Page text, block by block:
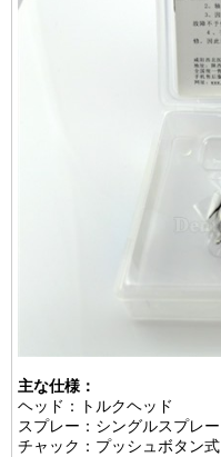
主な仕様：
ヘッド：トルクヘッド
スプレー：シングルスプレー
チャック：プッシュボタン式